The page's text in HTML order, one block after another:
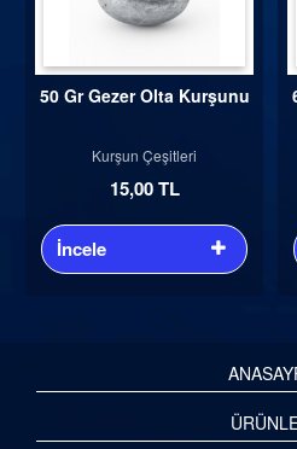
50 Gr Gezer Olta Kurşunu
Kurşun Çeşitleri
15,00 TL
İncele